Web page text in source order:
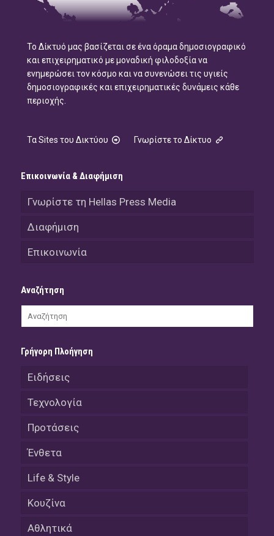
Το Δίκτυό μας βασίζεται σε ένα όραμα δημοσιογραφικό
και επιχειρηματικό με μοναδική φιλοδοξία να
ενημερώσει τον κόσμο και να συνενώσει τις υγιείς
δημοσιογραφικές και επιχειρηματικές δυνάμεις κάθε
περιοχής.
Τα Sites του Δικτύου Γνωρίστε το Δίκτυο
Επικοινωνία & Διαφήμιση
Γνωρίστε τη Hellas Press Media
Διαφήμιση
Επικοινωνία
Αναζήτηση
Γρήγορη Πλοήγηση
Ειδήσεις
Τεχνολογία
Προτάσεις
Ένθετα
Life & Style
Κουζίνα
Αθλητικά